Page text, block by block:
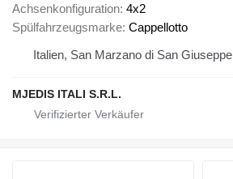
Achsenkonfiguration 4x2
Spülfahrzeugsmarke Cappellotto
Italien, San Marzano di San Giuseppe
MJEDIS ITALI S.R.L.